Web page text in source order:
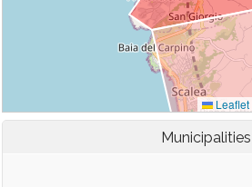
Municipalities